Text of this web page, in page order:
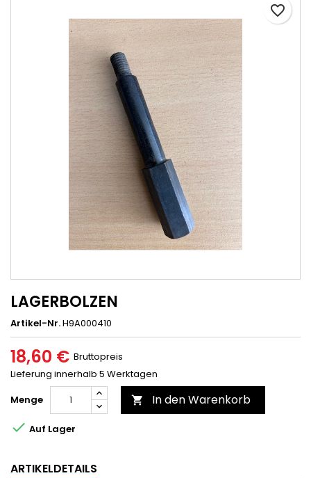
LAGERBOLZEN
Artikel-Nr.H9A000410
18,60 € Bruttopreis
Lieferung innerhalb 5 Werktagen
Menge
 In den Warenkorb
favorite_border
 Auf Lager
ARTIKELDETAILS